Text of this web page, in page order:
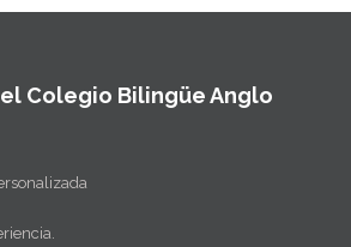
Colegio Bilingüe Anglo